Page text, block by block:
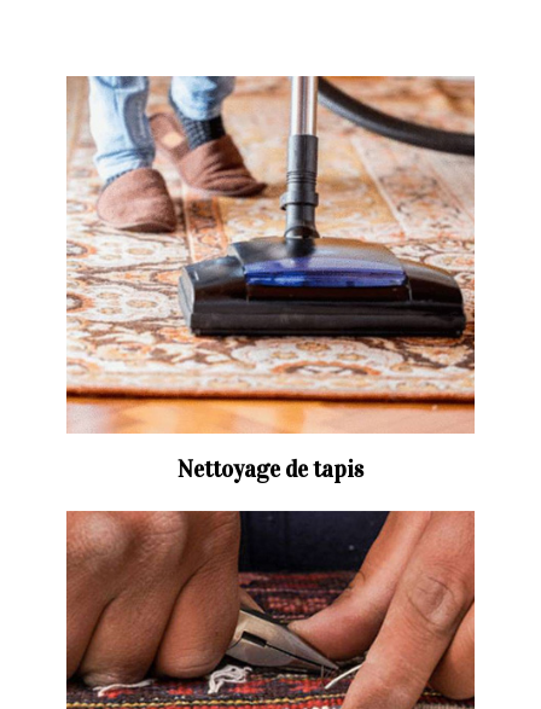
Nettoyage de tapis